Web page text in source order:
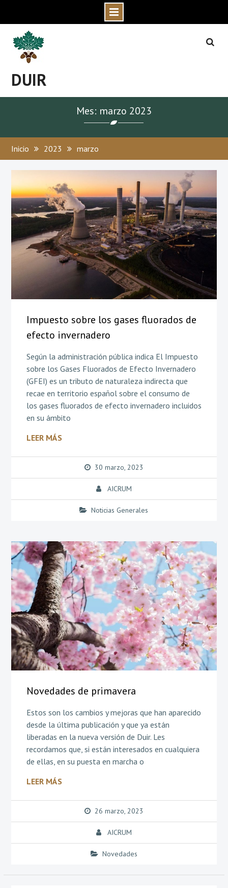
content
DUIR
Mes: marzo 2023
Inicio 2023 marzo
Impuesto sobre los gases fluorados de
efecto invernadero
Según la administración pública indica El Impuesto
sobre los Gases Fluorados de Efecto Invernadero
(GFEI) es un tributo de naturaleza indirecta que
recae en territorio español sobre el consumo de
los gases fluorados de efecto invernadero incluidos
en su ámbito
LEER MÁS
30 marzo, 2023
AICRUM
Noticias Generales
Novedades de primavera
Estos son los cambios y mejoras que han aparecido
desde la última publicación y que ya están
liberadas en la nueva versión de Duir. Les
recordamos que, si están interesados en cualquiera
de ellas, en su puesta en marcha o
LEER MÁS
26 marzo, 2023
AICRUM
Novedades